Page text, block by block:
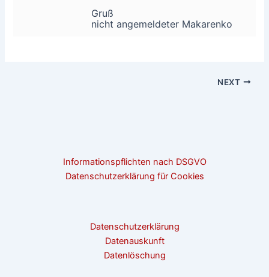
Gruß
nicht angemeldeter Makarenko
NEXT
Informationspflichten nach DSGVO
Datenschutzerklärung für Cookies
Datenschutzerklärung
Datenauskunft
Datenlöschung